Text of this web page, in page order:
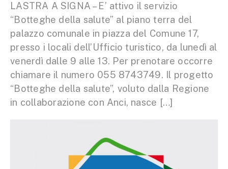
LASTRA A SIGNA – E’ attivo il servizio
“Botteghe della salute” al piano terra del
palazzo comunale in piazza del Comune 17,
presso i locali dell’Ufficio turistico, da lunedì al
venerdì dalle 9 alle 13. Per prenotare occorre
chiamare il numero 055 8743749. Il progetto
“Botteghe della salute”, voluto dalla Regione
in collaborazione con Anci, nasce […]